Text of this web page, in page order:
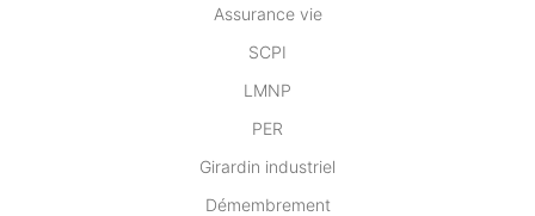
Assurance vie
SCPI
LMNP
PER
Girardin industriel
Démembrement